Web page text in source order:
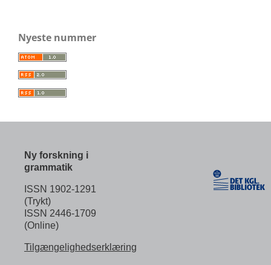
Nyeste nummer
Ny forskning i
grammatik
ISSN 1902-1291
(Trykt)
ISSN 2446-1709
(Online)
Tilgængelighedserklæring